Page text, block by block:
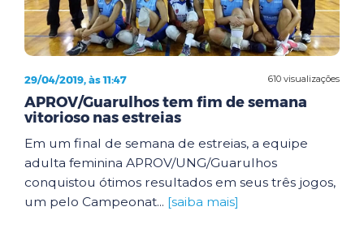
610 visualizações
29/04/2019, às 11:47
APROV/Guarulhos tem fim de semana
vitorioso nas estreias
Em um final de semana de estreias, a equipe
adulta feminina APROV/UNG/Guarulhos
conquistou ótimos resultados em seus três jogos,
um pelo Campeonat... [saiba mais]